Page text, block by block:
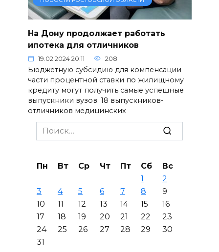
На Дону продолжает работать
ипотека для отличников
19.02.2024 20:11 208
Бюджетную субсидию для компенсации
части процентной ставки по жилищному
кредиту могут получить самые успешные
выпускники вузов. 18 выпускников-
отличников медицинских
Search
for:
Пн Вт Ср Чт Пт Сб
Вс
1
2
3
4 5 6 7 8
9
10
11 12 13 14 15
16
17
18 19 20 21 22
23
24
25 26 27 28 29
30
31